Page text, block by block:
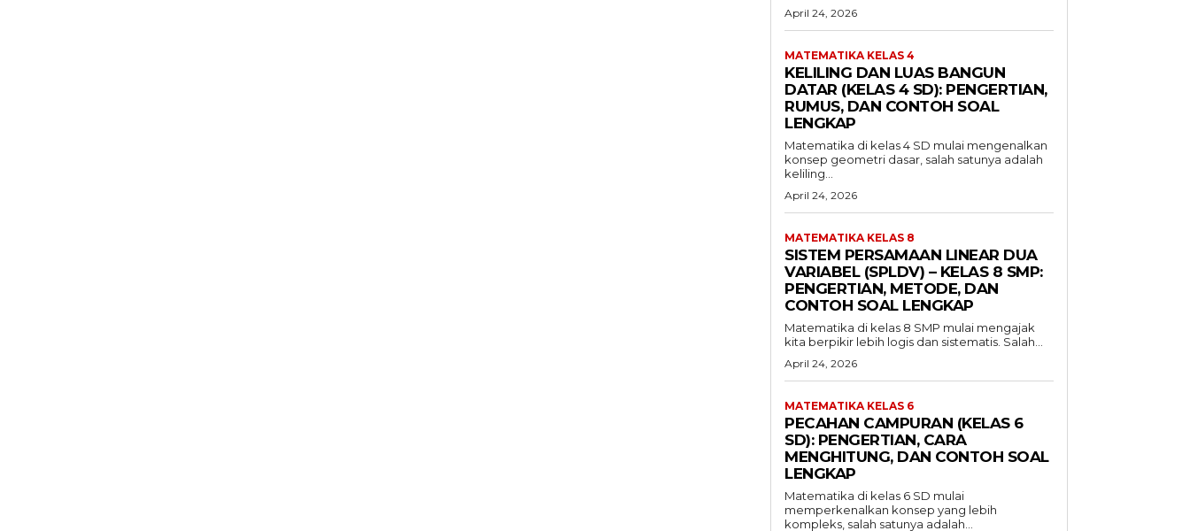
April 24, 2026
MATEMATIKA KELAS 4
KELILING DAN LUAS BANGUN
DATAR (KELAS 4 SD): PENGERTIAN,
RUMUS, DAN CONTOH SOAL
LENGKAP
Matematika di kelas 4 SD mulai mengenalkan
konsep geometri dasar, salah satunya adalah
keliling...
April 24, 2026
MATEMATIKA KELAS 8
SISTEM PERSAMAAN LINEAR DUA
VARIABEL (SPLDV) – KELAS 8 SMP:
PENGERTIAN, METODE, DAN
CONTOH SOAL LENGKAP
Matematika di kelas 8 SMP mulai mengajak
kita berpikir lebih logis dan sistematis. Salah...
April 24, 2026
MATEMATIKA KELAS 6
PECAHAN CAMPURAN (KELAS 6
SD): PENGERTIAN, CARA
MENGHITUNG, DAN CONTOH SOAL
LENGKAP
Matematika di kelas 6 SD mulai
memperkenalkan konsep yang lebih
kompleks, salah satunya adalah...